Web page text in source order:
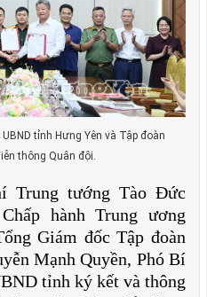
tỉnh Hưng Yên và Tập đoàn
thông Quân đội.
Trung tướng Tào Đức
hành Trung ương
Giám đốc Tập đoàn
Mạnh Quyền, Phó Bí
tỉnh ký kết và thông